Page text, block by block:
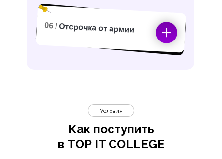
06 / Отсрочка от армии
Как поступить
в TOP IT COLLEGE
Условия